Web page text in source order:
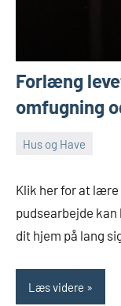
Forlæng
omfugning
Hus og Have
2024
Klik her for at lære
pudsearbejde
dit hjem på lang
Læs videre